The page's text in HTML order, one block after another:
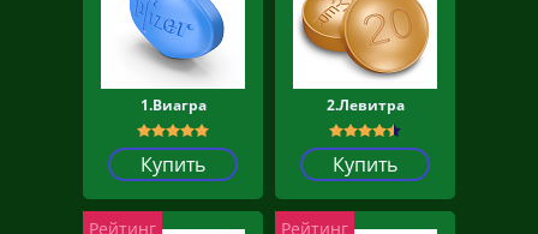
1.Виагра
Купить
2.Левитра
Купить
Рейтинг Рейтинг